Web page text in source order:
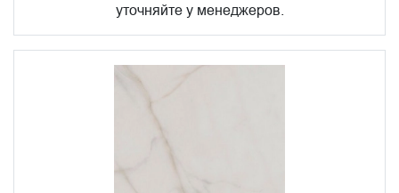
уточняйте у менеджеров.